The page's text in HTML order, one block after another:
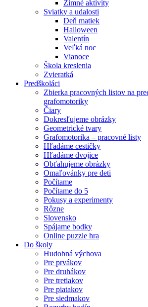
Zimné aktivity
Sviatky a udalosti
Deň matiek
Halloween
Valentín
Veľká noc
Vianoce
Škola kreslenia
Zvieratká
Predškoláci
Zbierka pracovných listov na
grafomotoriky
Čiary
Dokresľujeme obrázky
Geometrické tvary
Grafomotorika – pracovné listy
Hľadáme cestičky
Hľadáme dvojice
Obťahujeme obrázky
Omaľovánky pre deti
Počítame
Počítame do 5
Pokusy a experimenty
Rôzne
Slovensko
Spájame bodky
Online puzzle hra
Do školy
Hudobná výchova
Pre prvákov
Pre druhákov
Pre tretiakov
Pre piatakov
Pre siedmakov